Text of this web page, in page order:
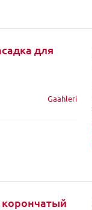
для
Gaahleri